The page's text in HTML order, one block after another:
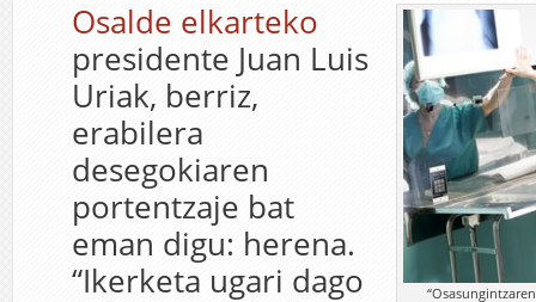
Osalde elkarteko
presidente Juan Luis
Uriak, berriz,
erabilera
desegokiaren
portentzaje bat
eman digu: herena.
“Ikerketa ugari dago